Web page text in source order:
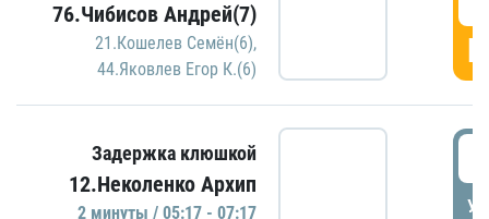
76.Чибисов Андрей(7)
21.Кошелев Семён(6),
44.Яковлев Егор К.(6)
Задержка клюшкой
12.Неколенко Архип
2 минуты / 05:17 - 07:17